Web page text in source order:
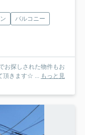
バルコニー
お探しされた物件もお
頂きます☆ ... もっと見